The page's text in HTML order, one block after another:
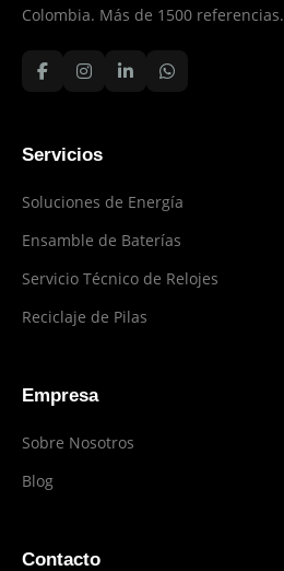
Colombia. Más de 1500 referencias.
Servicios
Soluciones de Energía
Ensamble de Baterías
Servicio Técnico de Relojes
Reciclaje de Pilas
Empresa
Sobre Nosotros
Blog
Contacto